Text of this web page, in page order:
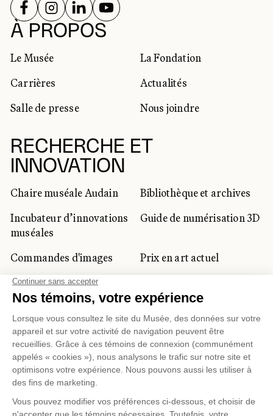
À PROPOS
Le Musée
La Fondation
Carrières
Actualités
Salle de presse
Nous joindre
RECHERCHE ET
INNOVATION
Chaire muséale Audain
Bibliothèque et archives
Incubateur d’innovations
muséales
Guide de numérisation 3D
Commandes d'images
Prix en art actuel
Prix Lynne-Cohen
CLIENTÈLE CORPORATIVE
ET PRIVÉE
Location d'espaces
Activités corporatives
professionnels du
RÉSEAUX SOCIAUX
SUIVEZ-NOUS SUR
SUIVEZ-NOUS SUR
SUIVEZ-NOUS SUR
SUIVEZ-NOUS SUR